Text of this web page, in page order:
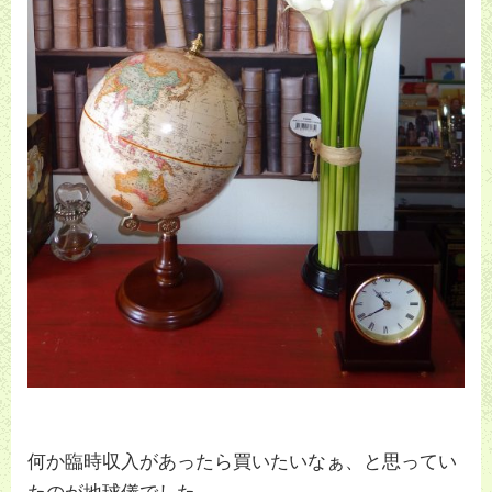
何か臨時収入があったら買いたいなぁ、と思ってい